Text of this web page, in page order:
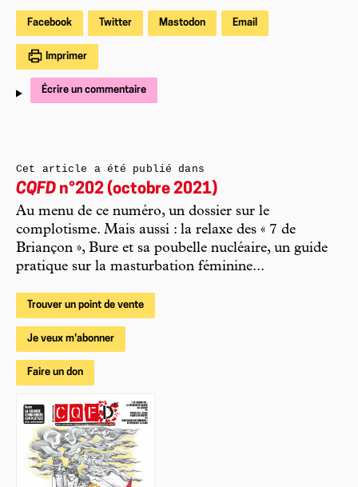
Facebook Twitter Mastodon Email
Imprimer
Écrire un commentaire
Cet article a été publié dans
CQFD n°202 (octobre 2021)
Au menu de ce numéro, un dossier sur le
complotisme. Mais aussi : la relaxe des « 7 de
Briançon », Bure et sa poubelle nucléaire, un guide
pratique sur la masturbation féminine...
Trouver un point de vente
Je veux m'abonner
Faire un don